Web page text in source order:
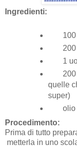
Ingredienti:
1
quelle
super)
olio
Procedimento:
Prima di tutto
metterla in uno